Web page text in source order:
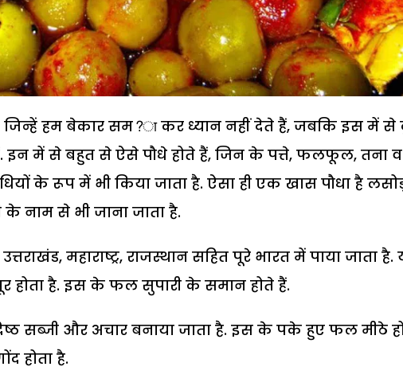
जिन्हें हम बेकार सम?ा कर ध्यान नहीं देते हैं, जबकि इस में
इन में से बहुत से ऐसे पौधे होते हैं, जिन के पत्ते, फलफूल, तना व
के रूप में भी किया जाता है. ऐसा ही एक खास पौधा है
के नाम से भी जाना जाता है.
महाराष्ट्र, राजस्थान सहित पूरे भारत में पाया जाता है.
होता है. इस के फल सुपारी के समान होते हैं.
सब्जी और अचार बनाया जाता है. इस के पके हुए फल मीठे
होता है.